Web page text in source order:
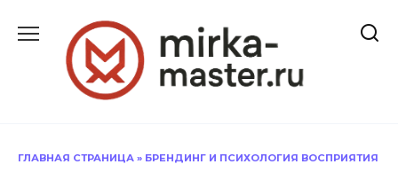
содержанию
ГЛАВНАЯ СТРАНИЦА » БРЕНДИНГ И ПСИХОЛОГИЯ ВОСПРИЯТИЯ